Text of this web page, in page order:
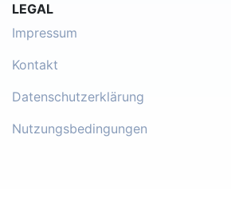
LEGAL
Impressum
Kontakt
Datenschutzerklärung
Nutzungsbedingungen